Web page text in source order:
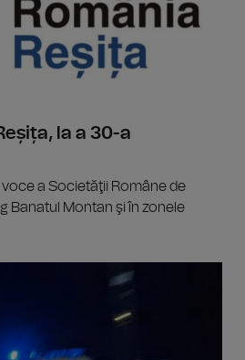
la a 30-a
a Societăţii Române de
Banatul Montan şi în zonele